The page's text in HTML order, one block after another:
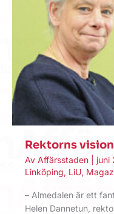
Rektorns
Av Affärsstaden juni
Linköping, LiU,
– Almedalen är ett
Helen Dannetun,